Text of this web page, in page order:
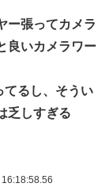
ー張ってカメラ
良いカメラワー
るし、そうい
乏しすぎる
16:18:58.56